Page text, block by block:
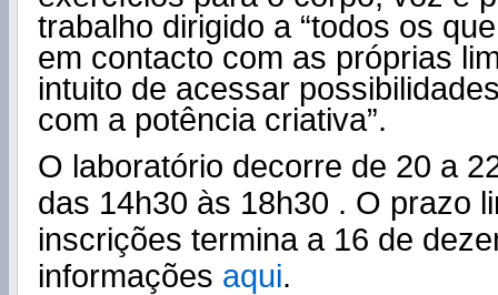
trabalho dirigido a “todos os
em contacto com as próprias
intuito de acessar
com a potência criativa”.
O laboratório decorre de 20 a
das 14h30 às 18h30 . O prazo
inscrições termina a 16 de
informações aqui.